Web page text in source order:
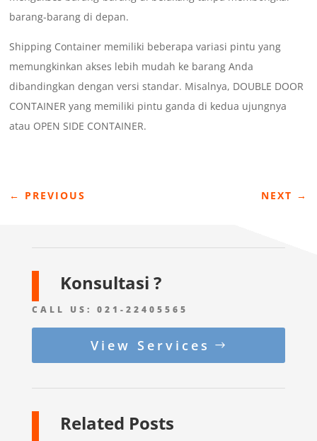
barang-barang di depan.
Shipping Container memiliki beberapa variasi pintu yang
memungkinkan akses lebih mudah ke barang Anda
dibandingkan dengan versi standar. Misalnya, DOUBLE DOOR
CONTAINER yang memiliki pintu ganda di kedua ujungnya
atau OPEN SIDE CONTAINER.
← PREVIOUS NEXT →
Konsultasi ?
CALL US: 021-22405565
View Services
Related Posts